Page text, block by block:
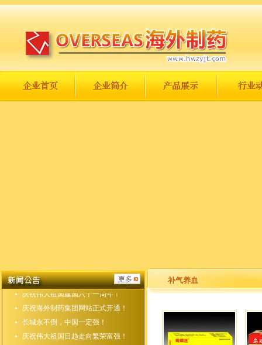
庆祝集团公司成立二十二周年！
庆祝伟大祖国建国六十一周年！
庆祝海外制药集团网站正式开通！
长城永不倒，中国一定强！
庆祝伟大祖国日趋走向繁荣富强！
补气养血